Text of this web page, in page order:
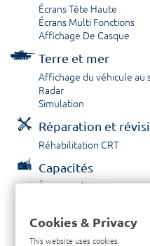
Écrans Tête Haute
Écrans Multi Fonctions
Affichage De Casque
Terre et mer
Affichage du véhicule au
Radar
Simulation
Réparation et
Réhabilitation CRT
Capacités
À propos / Historique
Contactez nous
Cookies & Privacy
This website uses cookies.